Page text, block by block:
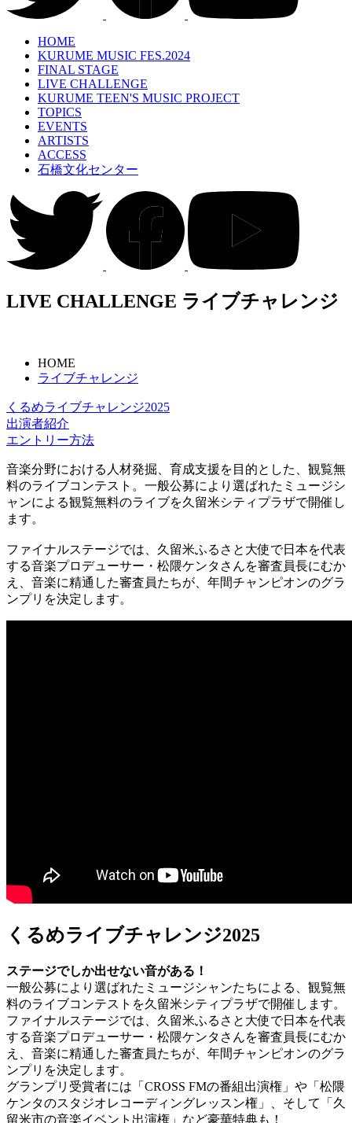
HOME
KURUME MUSIC FES.2024
FINAL STAGE
LIVE CHALLENGE
KURUME TEEN'S MUSIC PROJECT
TOPICS
EVENTS
ARTISTS
ACCESS
石橋文化センター
LIVE CHALLENGE ライブチャレンジ
HOME
ライブチャレンジ
くるめライブチャレンジ2025
出演者紹介
エントリー方法
音楽分野における人材発掘、育成支援を目的とした、観覧無
料のライブコンテスト。一般公募により選ばれたミュージシ
ャンによる観覧無料のライブを久留米シティプラザで開催し
ます。
ファイナルステージでは、久留米ふるさと大使で日本を代表
する音楽プロデューサー・松隈ケンタさんを審査員長にむか
え、音楽に精通した審査員たちが、年間チャンピオンのグラ
ンプリを決定します。
くるめライブチャレンジ2025
ステージでしか出せない音がある！
一般公募により選ばれたミュージシャンたちによる、観覧無
料のライブコンテストを久留米シティプラザで開催します。
ファイナルステージでは、久留米ふるさと大使で日本を代表
する音楽プロデューサー・松隈ケンタさんを審査員長にむか
え、音楽に精通した審査員たちが、年間チャンピオンのグラ
ンプリを決定します。
グランプリ受賞者には「CROSS FMの番組出演権」や「松隈
ケンタのスタジオレコーディングレッスン権」、そして「久
留米市の音楽イベント出演権」など豪華特典も！